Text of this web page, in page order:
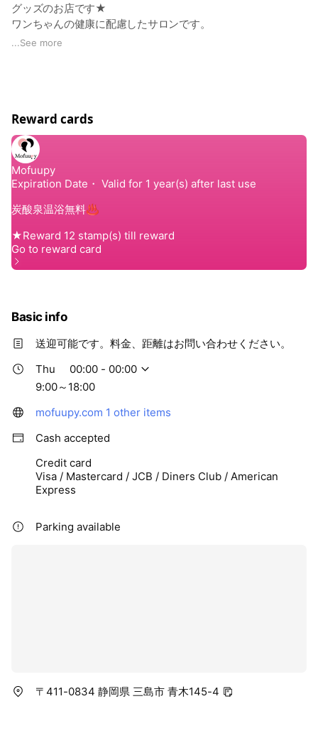
グッズのお店です★
ワンちゃんの健康に配慮したサロンです。
オプションも豊富に揃っておりますので、皮膚病でお悩みのワ
ご意見ご要望なども、こちらからお願いいたします。
...See more
Reward cards
Basic info
送迎可能です。料金、距離はお問い合わせください。
Thu
00:00 - 00:00
9:00～18:00
mofuupy.com 1 other items
Cash accepted
Credit card
Visa / Mastercard / JCB / Diners Club / American
Express
Parking available
〒411-0834 静岡県 三島市 青木145-4